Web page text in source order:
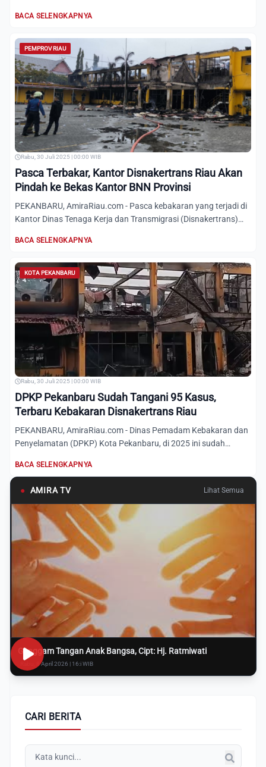
BACA SELENGKAPNYA
PEMPROV RIAU
Rabu, 30 Juli 2025 | 00:00 WIB
Pasca Terbakar, Kantor Disnakertrans Riau Akan
Pindah ke Bekas Kantor BNN Provinsi
PEKANBARU, AmiraRiau.com - Pasca kebakaran yang terjadi di
Kantor Dinas Tenaga Kerja dan Transmigrasi (Disnakertrans)
BACA SELENGKAPNYA
KOTA PEKANBARU
Rabu, 30 Juli 2025 | 00:00 WIB
DPKP Pekanbaru Sudah Tangani 95 Kasus,
Terbaru Kebakaran Disnakertrans Riau
PEKANBARU, AmiraRiau.com - Dinas Pemadam Kebakaran dan
Penyelamatan (DPKP) Kota Pekanbaru, di 2025 ini sudah
BACA SELENGKAPNYA
● AMIRA TV Lihat Semua
Genggam Tangan Anak Bangsa, Cipt: Hj. Ratmiwati
Rabu, 8 April 2026 | 16:i WIB
CARI BERITA